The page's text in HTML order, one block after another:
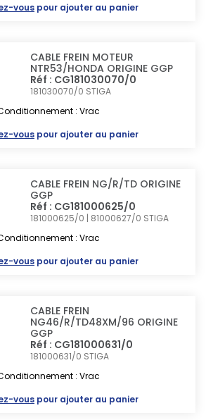
vous pour ajouter au panier
CABLE FREIN MOTEUR
NTR53/HONDA ORIGINE GGP
Réf : CG181030070/0
181030070/0 STIGA
: Vrac
vous pour ajouter au panier
CABLE FREIN NG/R/TD ORIGINE
GGP
Réf : CG181000625/0
181000625/0 | 81000627/0 STIGA
: Vrac
vous pour ajouter au panier
CABLE FREIN
NG46/R/TD48XM/96 ORIGINE
GGP
Réf : CG181000631/0
181000631/0 STIGA
: Vrac
vous pour ajouter au panier